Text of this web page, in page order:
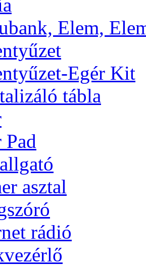
Elem,
Egér Kit
tábla
Pad
asztal
rádió